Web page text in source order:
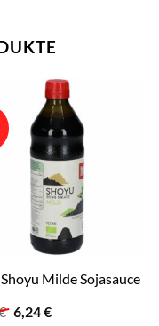
Milde Sojasauce
Ursprünglicher
6,24€Aktueller